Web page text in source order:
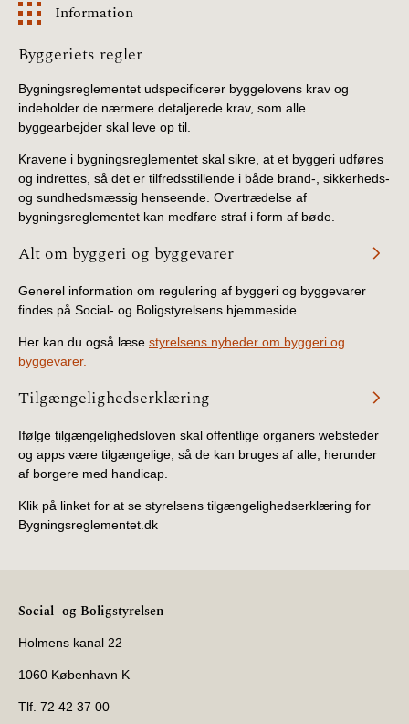
Information
Information
Byggeriets regler
Bygningsreglementet udspecificerer byggelovens krav og
indeholder de nærmere detaljerede krav, som alle
byggearbejder skal leve op til.
Kravene i bygningsreglementet skal sikre, at et byggeri udføres
og indrettes, så det er tilfredsstillende i både brand-, sikkerheds-
og sundhedsmæssig henseende. Overtrædelse af
bygningsreglementet kan medføre straf i form af bøde.
Alt om byggeri og byggevarer
Generel information om regulering af byggeri og byggevarer
findes på Social- og Boligstyrelsens hjemmeside.
Her kan du også læse styrelsens nyheder om byggeri og
byggevarer.
Tilgængelighedserklæring
Ifølge tilgængelighedsloven skal offentlige organers websteder
og apps være tilgængelige, så de kan bruges af alle, herunder
af borgere med handicap.
Klik på linket for at se styrelsens tilgængelighedserklæring for
Bygningsreglementet.dk
Social- og Boligstyrelsen
Holmens kanal 22
1060 København K
Tlf. 72 42 37 00